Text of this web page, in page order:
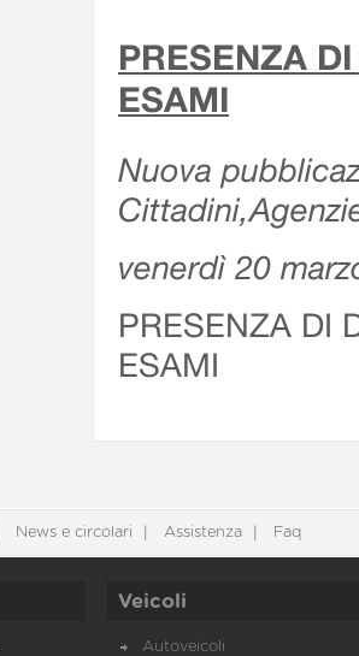
PRESENZA
ESAMI
Nuova
venerdì 20
PRESENZA DI
ESAMI
News e circolari Assistenza Faq
Veicoli
Autoveicoli